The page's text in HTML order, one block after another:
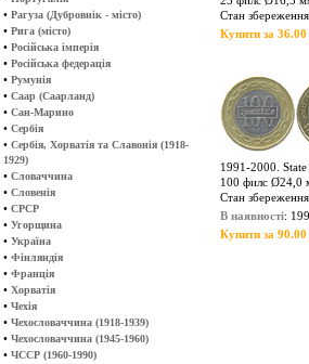
• Рагуза (Дубровнік - місто)
• Рига (місто)
• Російська імперія
• Російська федерація
• Румунія
• Саар (Саарланд)
• Сан-Марино
• Сербія
• Сербія, Хорватія та Славонія (1918-
1929)
• Словаччина
• Словенія
• СРСР
• Угорщина
• Україна
• Фінляндія
• Франція
• Хорватія
• Чехія
• Чехословаччина (1918-1939)
• Чехословаччина (1945-1960)
• ЧССР (1960-1990)
Стан
Купити за 36.00
1991-2000.
100 филс Ø24,0
Стан
В наявності:
Купити за 90.00